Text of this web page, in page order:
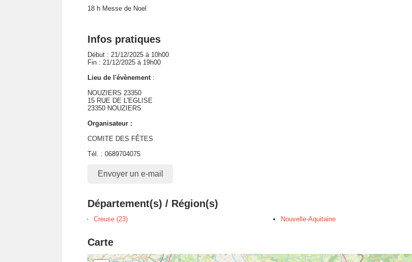
18 h Messe de Noel
Infos pratiques
Début : 21/12/2025 à 10h00
Fin : 21/12/2025 à 19h00
Lieu de l'évènement:
NOUZIERS 23350
15 RUE DE L'EGLISE
23350 NOUZIERS
Organisateur :
COMITE DES FÊTES
Tél. : 0689704075
Envoyer un e-mail
Département(s) / Région(s)
Creuse (23) Nouvelle-Aquitaine
Carte